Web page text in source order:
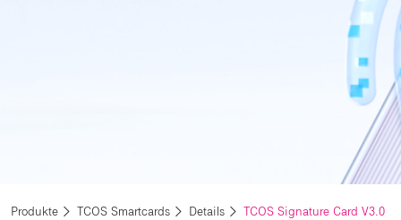
Produkte TCOS Smartcards Details TCOS Signature Card V3.0